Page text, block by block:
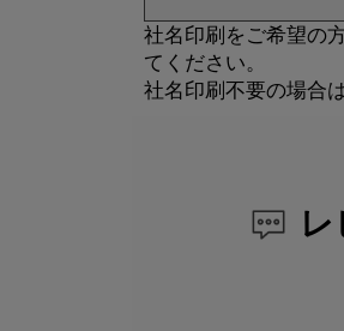
社名印刷をご希望の
てください。
社名印刷不要の場合